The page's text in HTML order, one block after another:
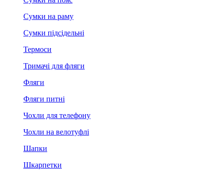
Сумки на раму
Сумки підсідельні
Термоси
Тримачі для фляги
Фляги
Фляги питні
Чохли для телефону
Чохли на велотуфлі
Шапки
Шкарпетки